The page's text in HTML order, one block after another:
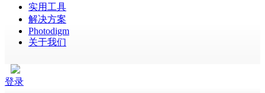
实用工具
解决方案
Photodigm
关于我们
登录